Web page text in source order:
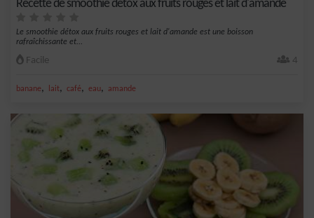
Recette de smoothie détox aux fruits rouges et lait d'amande
Le smoothie détox aux fruits rouges et lait d'amande est une boisson
rafraîchissante et...
Facile 4
banane, lait, café, eau, amande